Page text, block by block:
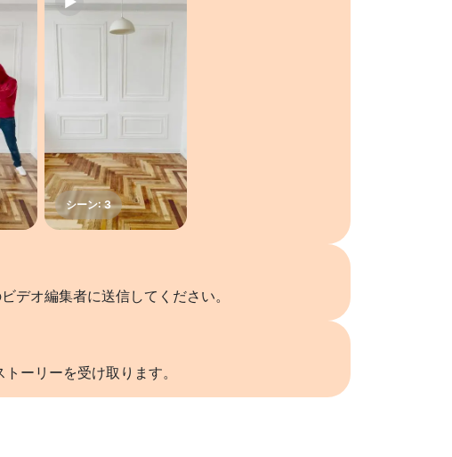
デオ編集者に送信してください。
ーリーを受け取ります。